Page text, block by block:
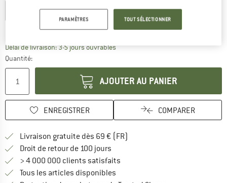
S M L XL XXL 3XL
Guide des tailles
Délai de livraison: 3-5 jours ouvrablesLe lien s'ouvre dans une boîte
Quantité:
AJOUTER AU PANIER
ENREGISTRER COMPARER
Livraison gratuite dès 69 € (FR)
Droit de retour de 100 jours
> 4 000 000 clients satisfaits
Tous les articles disponibles
PARAMÈTRES TOUT SÉLECTIONNER